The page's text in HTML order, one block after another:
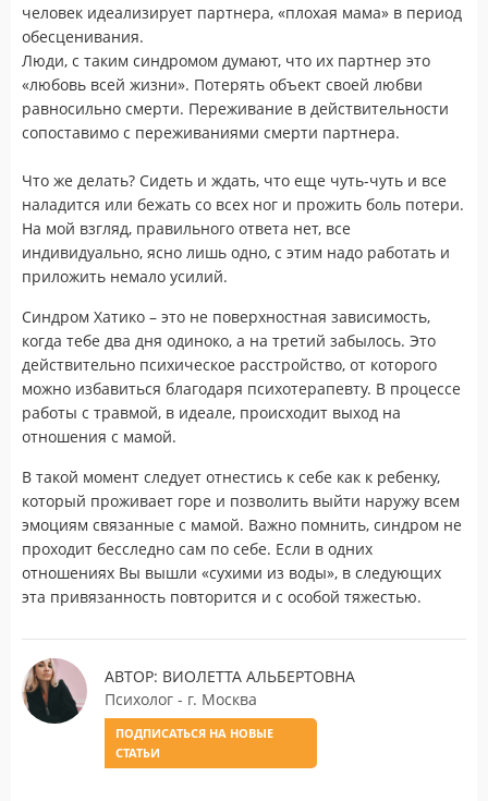
человек идеализирует партнера, «плохая мама» в период
обесценивания.
Люди, с таким синдромом думают, что их партнер это
«любовь всей жизни». Потерять объект своей любви
равносильно смерти. Переживание в действительности
сопоставимо с переживаниями смерти партнера.
Что же делать? Сидеть и ждать, что еще чуть-чуть и все
наладится или бежать со всех ног и прожить боль потери.
На мой взгляд, правильного ответа нет, все
индивидуально, ясно лишь одно, с этим надо работать и
приложить немало усилий.
Синдром Хатико – это не поверхностная зависимость,
когда тебе два дня одиноко, а на третий забылось. Это
действительно психическое расстройство, от которого
можно избавиться благодаря психотерапевту. В процессе
работы с травмой, в идеале, происходит выход на
отношения с мамой.
В такой момент следует отнестись к себе как к ребенку,
который проживает горе и позволить выйти наружу всем
эмоциям связанные с мамой. Важно помнить, синдром не
проходит бесследно сам по себе. Если в одних
отношениях Вы вышли «сухими из воды», в следующих
эта привязанность повторится и с особой тяжестью.
АВТОР: ВИОЛЕТТА АЛЬБЕРТОВНА
Психолог - г. Москва
ПОДПИСАТЬСЯ НА НОВЫЕ
СТАТЬИ